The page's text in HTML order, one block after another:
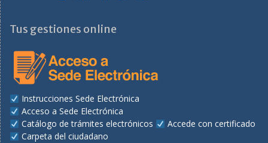
Tus gestiones online
Instrucciones Sede Electrónica
Acceso a Sede Electrónica
Catálogo de trámites electrónicos
Accede con certificado
Carpeta del ciudadano